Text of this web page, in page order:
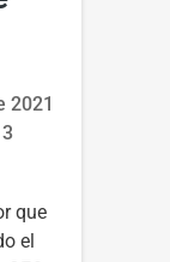
2021
3
que
el